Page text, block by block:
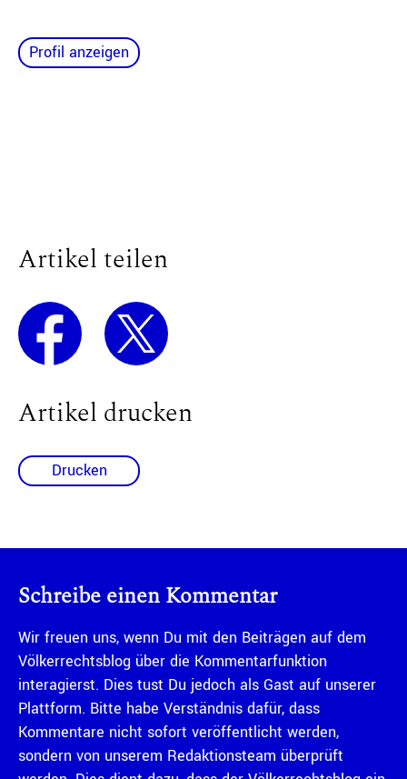
Profil anzeigen
Artikel teilen
Artikel drucken
Drucken
Schreibe einen Kommentar
Wir freuen uns, wenn Du mit den Beiträgen auf dem
Völkerrechtsblog über die Kommentarfunktion
interagierst. Dies tust Du jedoch als Gast auf unserer
Plattform. Bitte habe Verständnis dafür, dass
Kommentare nicht sofort veröffentlicht werden,
sondern von unserem Redaktionsteam überprüft